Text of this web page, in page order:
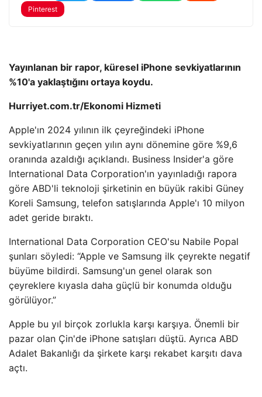
Pinterest
Yayınlanan bir rapor, küresel iPhone sevkiyatlarının
%10'a yaklaştığını ortaya koydu.
Hurriyet.com.tr/Ekonomi Hizmeti
Apple'ın 2024 yılının ilk çeyreğindeki iPhone
sevkiyatlarının geçen yılın aynı dönemine göre %9,6
oranında azaldığı açıklandı. Business Insider'a göre
International Data Corporation'ın yayınladığı rapora
göre ABD'li teknoloji şirketinin en büyük rakibi Güney
Koreli Samsung, telefon satışlarında Apple'ı 10 milyon
adet geride bıraktı.
International Data Corporation CEO'su Nabile Popal
şunları söyledi: “Apple ve Samsung ilk çeyrekte negatif
büyüme bildirdi. Samsung'un genel olarak son
çeyreklere kıyasla daha güçlü bir konumda olduğu
görülüyor.”
Apple bu yıl birçok zorlukla karşı karşıya. Önemli bir
pazar olan Çin'de iPhone satışları düştü. Ayrıca ABD
Adalet Bakanlığı da şirkete karşı rekabet karşıtı dava
açtı.